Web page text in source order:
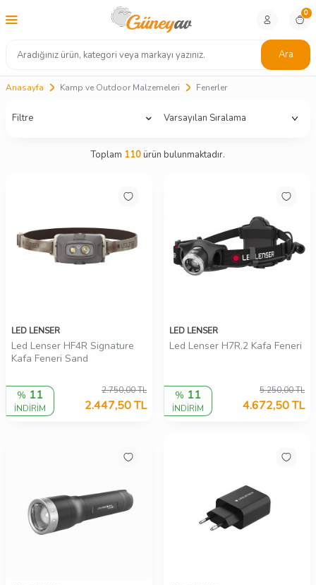
Ara
0
Anasayfa Kamp ve Outdoor Malzemeleri Fenerler
Filtre
Toplam 110ürün bulunmaktadır.
LED LENSER
Led Lenser HF4R Signature
Kafa Feneri Sand
% 11
İNDİRİM
2.750,00TL
2.447,50TL
LED LENSER
Led Lenser H7R.2 Kafa Feneri
% 11
İNDİRİM
5.250,00TL
4.672,50TL